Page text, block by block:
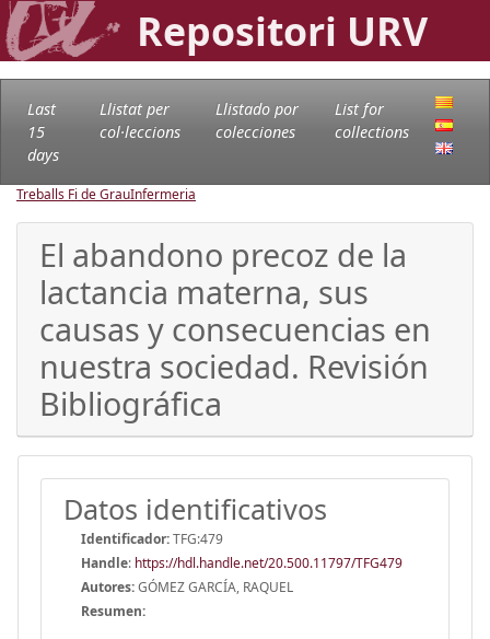
Repositori URV
Last
15
days
Llistat per
col·leccions
Llistado por
colecciones
List for
collections
Treballs Fi de GrauInfermeria
El abandono precoz de la
lactancia materna, sus
causas y consecuencias en
nuestra sociedad. Revisión
Bibliográfica
Datos identificativos
Identificador:TFG:479
Handle: https://hdl.handle.net/20.500.11797/TFG479
Autores:GÓMEZ GARCÍA, RAQUEL
Resumen: